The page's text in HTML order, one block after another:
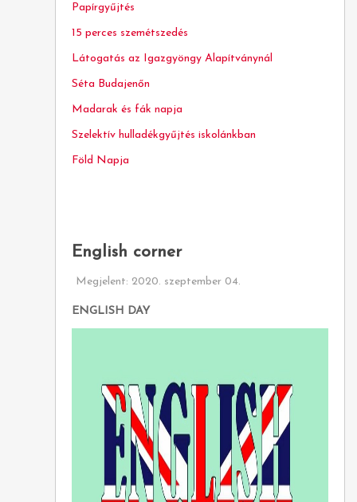
Papírgyűjtés
15 perces szemétszedés
Látogatás az Igazgyöngy Alapítványnál
Séta Budajenőn
Madarak és fák napja
Szelektív hulladékgyűjtés iskolánkban
Föld Napja
English corner
Megjelent: 2020. szeptember 04.
ENGLISH DAY